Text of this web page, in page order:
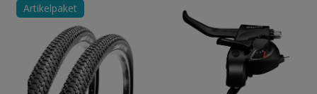
Artikelpaket